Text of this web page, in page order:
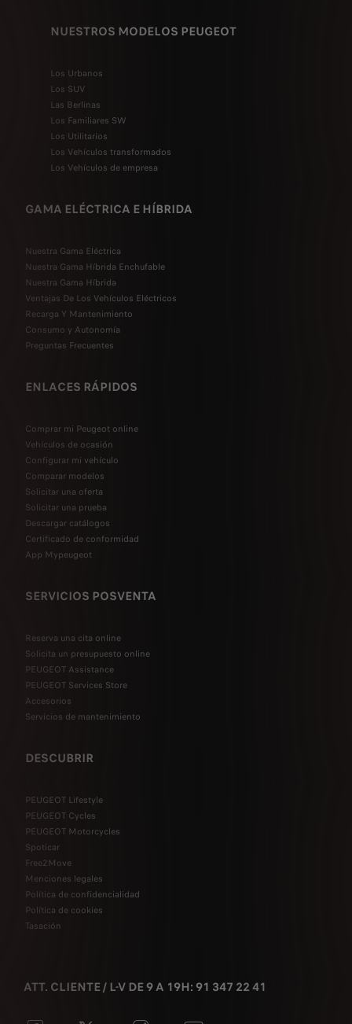
NUESTROS MODELOS PEUGEOT
Los Urbanos
Los SUV
Las Berlinas
Los Familiares SW
Los Utilitarios
Los Vehículos transformados
Los Vehículos de empresa
GAMA ELÉCTRICA E HÍBRIDA
Nuestra Gama Eléctrica
Nuestra Gama Híbrida Enchufable
Nuestra Gama Híbrida
Ventajas De Los Vehículos Eléctricos
Recarga Y Mantenimiento
Consumo y Autonomía
Preguntas Frecuentes
ENLACES RÁPIDOS
Comprar mi Peugeot online
Vehículos de ocasión
Configurar mi vehículo
Comparar modelos
Solicitar una oferta
Solicitar una prueba
Descargar catálogos
Certificado de conformidad
App Mypeugeot
SERVICIOS POSVENTA
Reserva una cita online
Solicita un presupuesto online
PEUGEOT Assistance
PEUGEOT Services Store
Accesorios
Servicios de mantenimiento
DESCUBRIR
PEUGEOT Lifestyle
PEUGEOT Cycles
PEUGEOT Motorcycles
Spoticar
Free2Move
Menciones legales
Política de confidencialidad
Política de cookies
Tasación
ATT. CLIENTE / L-V DE 9 A 19H: 91 347 22 41